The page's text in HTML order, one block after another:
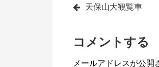
投
ナ
天保山大観覧車
コメントする
メールアドレスが公開